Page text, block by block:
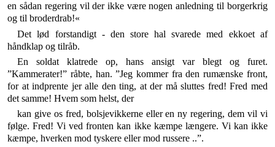
en sådan regering vil der ikke være nogen anledning til borgerkrig
og til broderdrab!«
Det lød forstandigt - den store hal svarede med ek­koet af
håndklap og tilråb.
En soldat klatrede op, hans ansigt var blegt og furet.
”Kammerater!” råbte, han. ”Jeg kommer fra den rumæn­ske front,
for at indprente jer alle den ting, at der må sluttes fred! Fred med
det samme! Hvem som helst, der
kan give os fred, bolsjevikkerne eller en ny regering, dem vil vi
følge. Fred! Vi ved fronten kan ikke kæmpe længere. Vi kan ikke
kæmpe, hverken mod tyskere el­ler mod russere ..”.